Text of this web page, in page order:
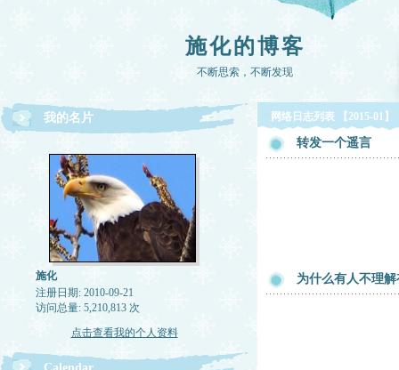
施化的博客
不断思索，不断发现
我的名片
施化
注册日期: 2010-09-21
访问总量: 5,210,813 次
点击查看我的个人资料
网络日志列表 【2015-01】
转发一个遥言
为什么有人不理